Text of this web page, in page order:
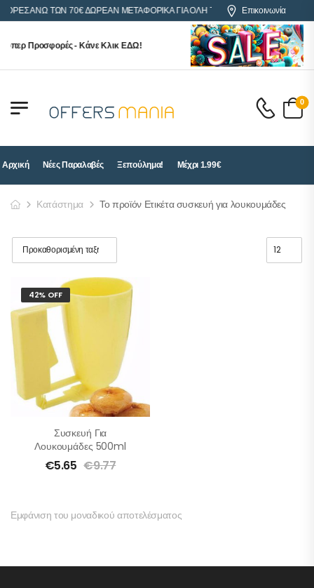
ΑΝΩ ΤΩΝ 70€ ΔΩΡΕΑΝ ΜΕΤΑΦΟΡΙΚΑ ΓΙΑ ΟΛΗ ΤΗΝ ΕΛΛΑΔΑΕπικοινωνία
Προσφορές - Κάνε Κλικ ΕΔΩ!
0
Αρχική Νέες Παραλαβές Ξεπούλημα! Μέχρι 1.99€
Κατάστημα Το προϊόν Ετικέτα συσκευή για λουκουμάδες
42% OFF
Συσκευή Για
Λουκουμάδες 500ml
€5.65 €9.77
Εμφάνιση του μοναδικού αποτελέσματος